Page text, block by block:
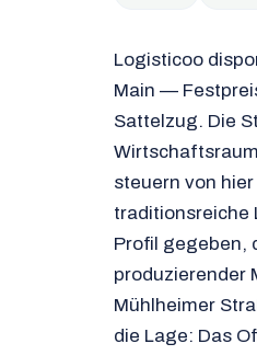
Logisticoo
Main —
Sattelzug. Die
steuern von
traditionsreiche
Profil gegeben,
produzierender
Mühlheimer
die Lage: Das